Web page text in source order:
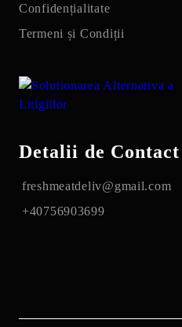
Confidențialitate
Termeni și Condiții
Detalii de Contact
freshmeatdeliv@gmail.com
+40756903699